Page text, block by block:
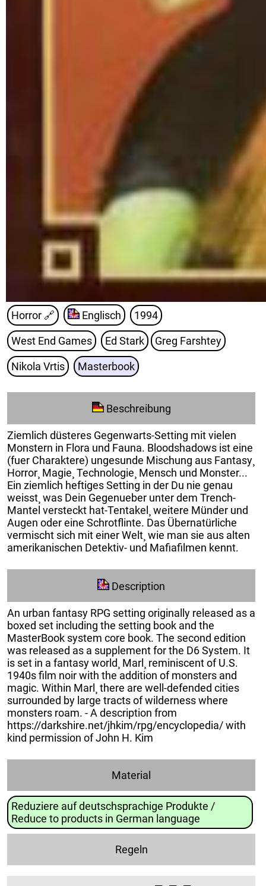
Horror 🔗 Englisch 1994
West End Games Ed Stark Greg Farshtey
Nikola Vrtis Masterbook
Beschreibung
Ziemlich düsteres Gegenwarts-Setting mit vielen
Monstern in Flora und Fauna. Bloodshadows ist eine
(fuer Charaktere) ungesunde Mischung aus Fantasy¸
Horror¸ Magie¸ Technologie¸ Mensch und Monster...
Ein ziemlich heftiges Setting in der Du nie genau
weisst¸ was Dein Gegenueber unter dem Trench-
Mantel versteckt hat-Tentakel¸ weitere Münder und
Augen oder eine Schrotflinte. Das Übernatürliche
vermischt sich mit einer Welt¸ wie man sie aus alten
amerikanischen Detektiv- und Mafiafilmen kennt.
Description
An urban fantasy RPG setting originally released as a
boxed set including the setting book and the
MasterBook system core book. The second edition
was released as a supplement for the D6 System. It
is set in a fantasy world¸ Marl¸ reminiscent of U.S.
1940s film noir with the addition of monsters and
magic. Within Marl¸ there are well-defended cities
surrounded by large tracts of wilderness where
monsters roam. - A description from
https://darkshire.net/jhkim/rpg/encyclopedia/ with
kind permission of John H. Kim
Material
Reduziere auf deutschsprachige Produkte /
Reduce to products in German language
Regeln